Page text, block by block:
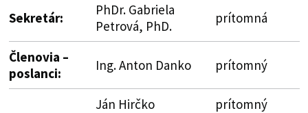
Sekretár:
PhDr. Gabriela
Petrová, PhD.
prítomná
Členovia –
poslanci:
Ing. Anton Danko prítomný
Ján Hirčko
prítomný